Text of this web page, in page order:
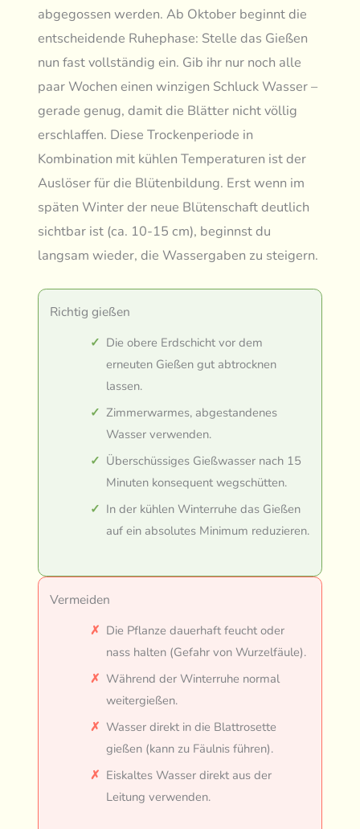
abgegossen werden. Ab Oktober beginnt die
entscheidende Ruhephase: Stelle das Gießen
nun fast vollständig ein. Gib ihr nur noch alle
paar Wochen einen winzigen Schluck Wasser –
gerade genug, damit die Blätter nicht völlig
erschlaffen. Diese Trockenperiode in
Kombination mit kühlen Temperaturen ist der
Auslöser für die Blütenbildung. Erst wenn im
späten Winter der neue Blütenschaft deutlich
sichtbar ist (ca. 10-15 cm), beginnst du
langsam wieder, die Wassergaben zu steigern.
Richtig gießen
Die obere Erdschicht vor dem
erneuten Gießen gut abtrocknen
lassen.
Zimmerwarmes, abgestandenes
Wasser verwenden.
Überschüssiges Gießwasser nach 15
Minuten konsequent wegschütten.
In der kühlen Winterruhe das Gießen
auf ein absolutes Minimum reduzieren.
Vermeiden
Die Pflanze dauerhaft feucht oder
nass halten (Gefahr von Wurzelfäule).
Während der Winterruhe normal
weitergießen.
Wasser direkt in die Blattrosette
gießen (kann zu Fäulnis führen).
Eiskaltes Wasser direkt aus der
Leitung verwenden.